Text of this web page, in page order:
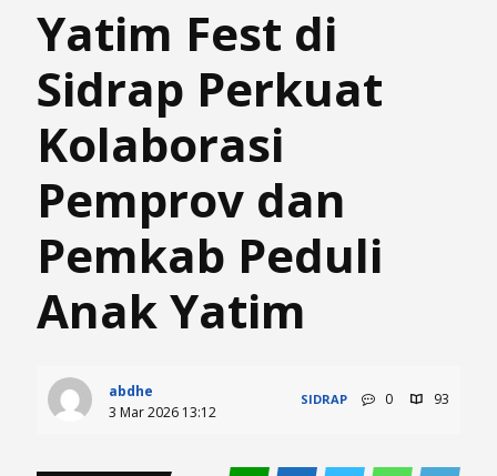
Yatim Fest di
Sidrap Perkuat
Kolaborasi
Pemprov dan
Pemkab Peduli
Anak Yatim
abdhe
3 Mar 2026 13:12
SIDRAP 0 93